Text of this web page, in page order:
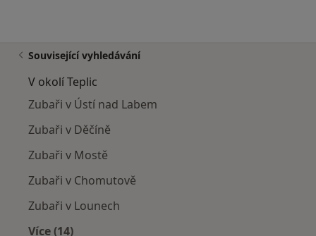
Související vyhledávání
V okolí Teplic
Zubaři v Ústí nad Labem
Zubaři v Děčíně
Zubaři v Mostě
Zubaři v Chomutově
Zubaři v Lounech
Více (14)